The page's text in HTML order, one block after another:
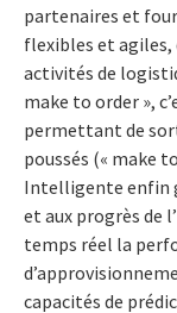
partenaires et
flexibles et
activités de
make to order »,
permettant de
poussés (« make
Intelligente enfin
et aux progrès de l’
temps réel la
capacités de